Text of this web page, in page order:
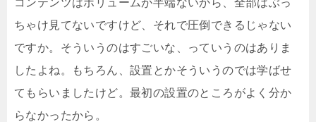
ちゃけ見てないですけど、それで圧倒できるじゃない
ですか。そういうのはすごいな、っていうのはありま
したよね。もちろん、設置とかそういうのでは学ばせ
てもらいましたけど。最初の設置のところがよく分か
らなかったから。